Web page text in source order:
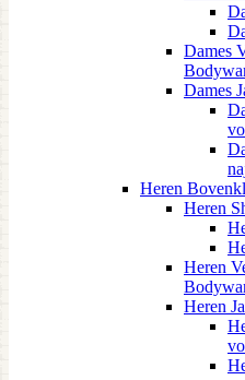
Dames
Dames
Heren
Heren
Heren
Heren